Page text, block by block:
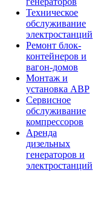
Техническое
обслуживание
электростанций
Ремонт блок-
контейнеров и
вагон-домов
Монтаж и
установка АВР
Сервисное
обслуживание
компрессоров
Аренда
дизельных
генераторов и
электростанций